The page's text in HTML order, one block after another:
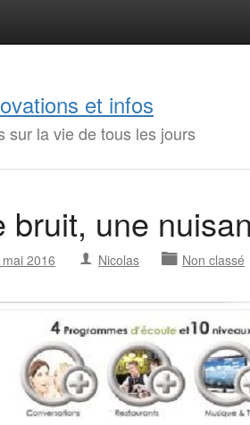
et infos
sur la vie de tous les jours
bruit, une
2016 Nicolas Non classé